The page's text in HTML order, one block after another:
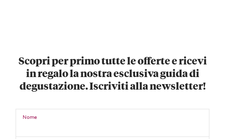
Scopri per primo tutte le offerte e ricevi
in regalo la nostra esclusiva guida di
degustazione. Iscriviti alla newsletter!
Nome